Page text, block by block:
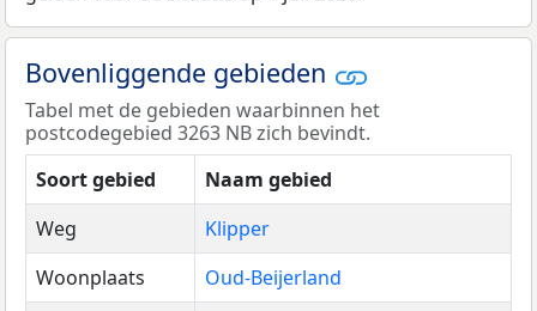
Bovenliggende gebieden
Tabel met de gebieden waarbinnen het
postcodegebied 3263 NB zich bevindt.
Soort gebied
Naam gebied
Weg
Klipper
Woonplaats
Oud-Beijerland